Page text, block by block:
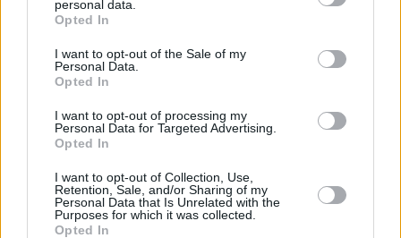
grant or deny consent to Google and its third-party tags to
use your data for below specified purposes in below Google
consent section.
personal data.
Opted In
I want to opt-out of the Sale of my
Personal Data.
Opted In
I want to opt-out of processing my
Personal Data for Targeted Advertising.
Opted In
I want to opt-out of Collection, Use,
Retention, Sale, and/or Sharing of my
Personal Data that Is Unrelated with the
Purposes for which it was collected.
Opted In
Το αειθαλές Toyota Land Cruiser 70 εξηλεκτρίζεται
06.02.2023, 17:00